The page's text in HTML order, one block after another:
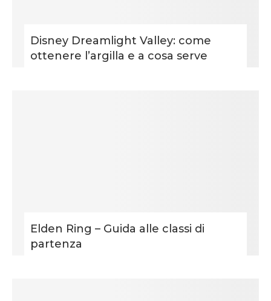
Disney Dreamlight Valley: come
ottenere l’argilla e a cosa serve
Elden Ring – Guida alle classi di
partenza